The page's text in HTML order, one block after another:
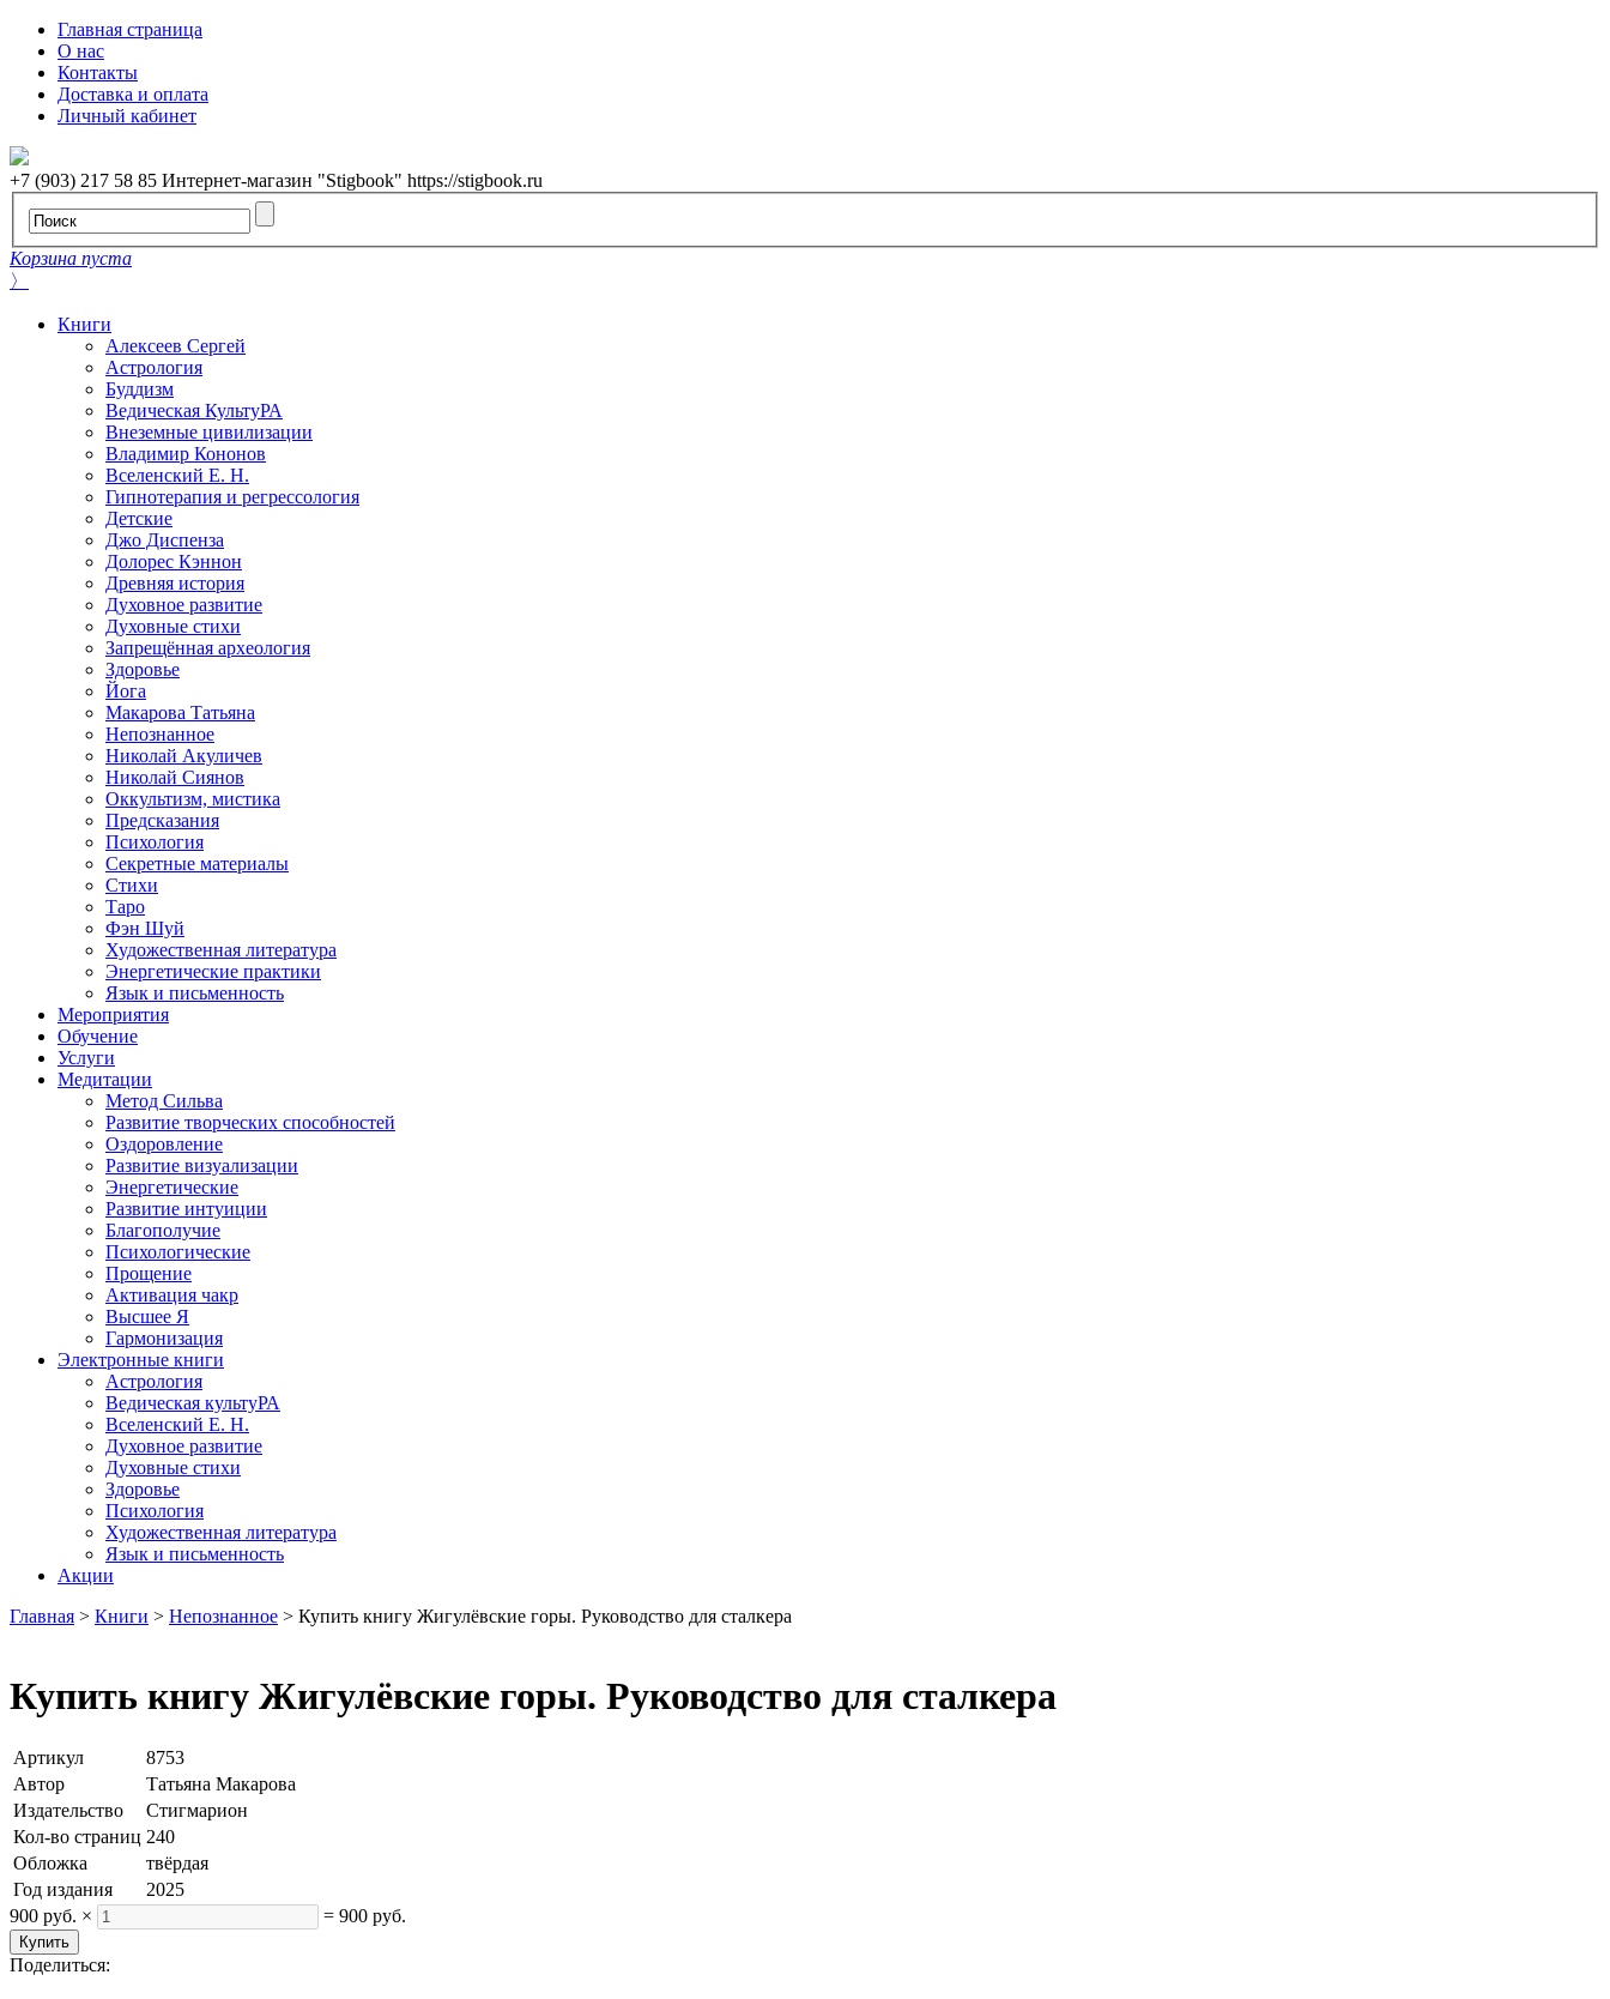
Главная страница
О нас
Контакты
Доставка и оплата
Личный кабинет
+7 (903) 217 58 85 Интернет-магазин "Stigbook" https://stigbook.ru
Корзина пуста
〉
Книги
Алексеев Сергей
Астрология
Буддизм
Ведическая КультуРА
Внеземные цивилизации
Владимир Кононов
Вселенский Е. Н.
Гипнотерапия и регрессология
Детские
Джо Диспенза
Долорес Кэннон
Древняя история
Духовное развитие
Духовные стихи
Запрещённая археология
Здоровье
Йога
Макарова Татьяна
Непознанное
Николай Акуличев
Николай Сиянов
Оккультизм, мистика
Предсказания
Психология
Секретные материалы
Стихи
Таро
Фэн Шуй
Художественная литература
Энергетические практики
Язык и письменность
Мероприятия
Обучение
Услуги
Медитации
Метод Сильва
Развитие творческих способностей
Оздоровление
Развитие визуализации
Энергетические
Развитие интуиции
Благополучие
Психологические
Прощение
Активация чакр
Высшее Я
Гармонизация
Электронные книги
Астрология
Ведическая культуРА
Вселенский Е. Н.
Духовное развитие
Духовные стихи
Здоровье
Психология
Художественная литература
Язык и письменность
Акции
Главная > Книги > Непознанное > Купить книгу Жигулёвские горы. Руководство для сталкера
Купить книгу Жигулёвские горы. Руководство для сталкера
Артикул
8753
Автор
Татьяна Макарова
Издательство
Стигмарион
Кол-во страниц 240
Обложка
твёрдая
Год издания
2025
900 руб. × = 900 руб.
Поделиться: